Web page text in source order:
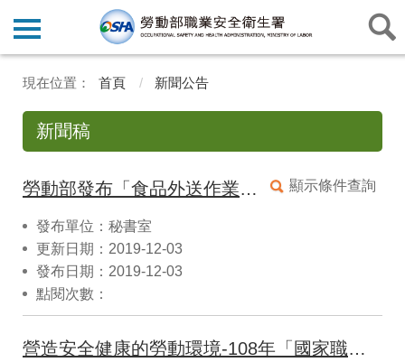
首頁 新聞公告
新聞稿
顯示條件查詢
勞動部發布「食品外送作業安全指引2.0」，要求業者合理派單及提供足夠保險保障
發布單位：秘書室
更新日期：2019-12-03
發布日期：2019-12-03
點閱次數：
營造安全健康的勞動環境-108年「國家職業安全衛生獎」表揚企業標竿與個人楷模。